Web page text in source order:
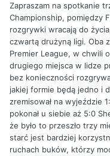
Zapraszam na spotkanie
Championship, pomiędzy
rozgrywki wracają do
czwartą drużyną ligi. Oba
Premier League, w chwili
drugiego miejsca w lidze
bez konieczności
jakiej formie będą jedno i
zremisował na wyjeździe
pokonał u siebie aż 5:0
że było to przeszło trzy
starć jest bardziej
ruchach buków, którzy